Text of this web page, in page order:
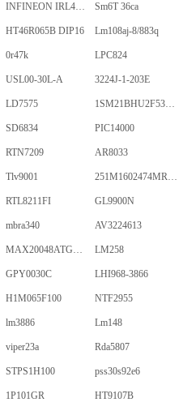
INFINEON IRL40SC228 Sm6T 36ca
HT46R065B DIP16 Lm108aj-8/883q
0r47k LPC824
USL00-30L-A 3224J-1-203E
LD7575 1SM21BHU2F53E2VGNE
SD6834 PIC14000
RTN7209 AR8033
Tlv9001 251M1602474MR09M
RTL8211FI GL9900N
mbra340 AV3224613
MAX20048ATGA/VY+ LM258
GPY0030C LHI968-3866
H1M065F100 NTF2955
lm3886 Lm148
viper23a Rda5807
STPS1H100 pss30s92e6
1P101GR HT9107B